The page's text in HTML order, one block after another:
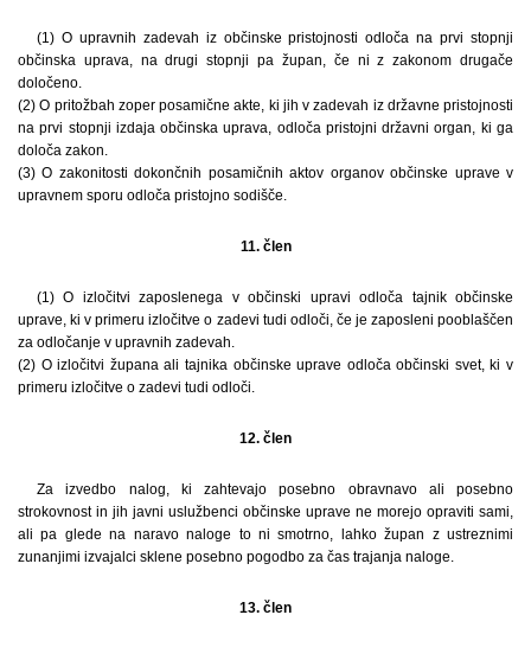
(1) O upravnih zadevah iz občinske pristojnosti odloča na prvi stopnji
občinska uprava, na drugi stopnji pa župan, če ni z zakonom drugače
določeno.
(2) O pritožbah zoper posamične akte, ki jih v zadevah iz državne pristojnosti
na prvi stopnji izdaja občinska uprava, odloča pristojni državni organ, ki ga
določa zakon.
(3) O zakonitosti dokončnih posamičnih aktov organov občinske uprave v
upravnem sporu odloča pristojno sodišče.
11. člen
(1) O izločitvi zaposlenega v občinski upravi odloča tajnik občinske
uprave, ki v primeru izločitve o zadevi tudi odloči, če je zaposleni pooblaščen
za odločanje v upravnih zadevah.
(2) O izločitvi župana ali tajnika občinske uprave odloča občinski svet, ki v
primeru izločitve o zadevi tudi odloči.
12. člen
Za izvedbo nalog, ki zahtevajo posebno obravnavo ali posebno
strokovnost in jih javni uslužbenci občinske uprave ne morejo opraviti sami,
ali pa glede na naravo naloge to ni smotrno, lahko župan z ustreznimi
zunanjimi izvajalci sklene posebno pogodbo za čas trajanja naloge.
13. člen